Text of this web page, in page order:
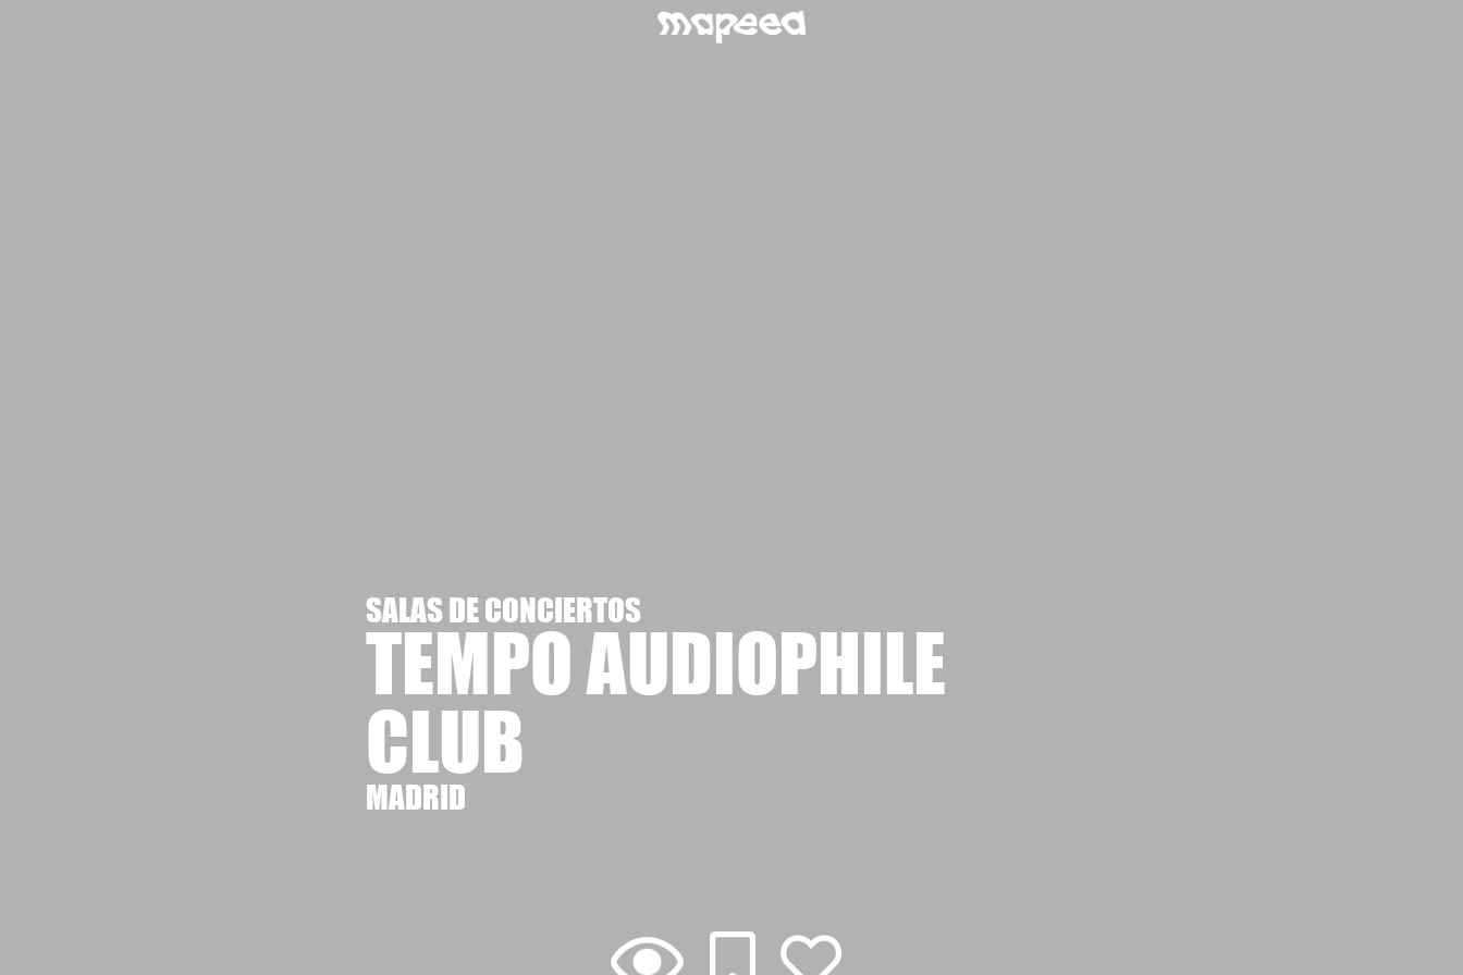
SALAS DE CONCIERTOS
TEMPO AUDIOPHILE
CLUB
MADRID